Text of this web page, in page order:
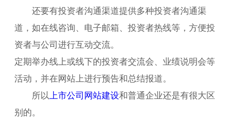
还要有投资者沟通渠道提供多种投资者沟通渠
道，如在线咨询、电子邮箱、投资者热线等，方便投
资者与公司进行互动交流。
定期举办线上或线下的投资者交流会、业绩说明会等
活动，并在网站上进行预告和总结报道。
所以 上市公司网站建设和普通企业还是有很大区
别的。